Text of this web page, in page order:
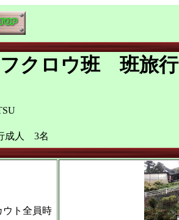
フクロウ班 班旅行
成人 3名
ウト全員時